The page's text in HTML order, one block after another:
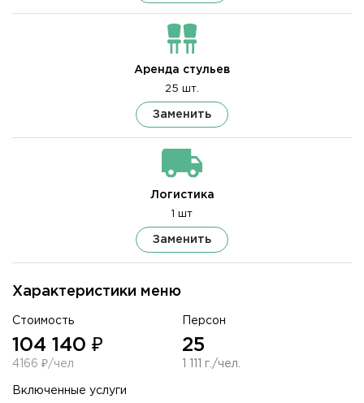
Характеристики меню
Стоимость
104 140 ₽
4166 ₽/чел
Персон
25
1 111 г./чел.
Включенные услуги
Аренда стульев
25 шт.
Заменить
Логистика
1 шт
Заменить